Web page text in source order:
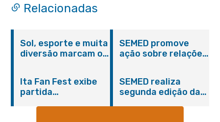
Relacionadas
Sol, esporte e muita
diversão marcam o
Domingo no Parque
Paleontológico
SEMED promove
ação sobre relações
Ita Fan Fest exibe
partida
SEMED realiza
segunda edição da